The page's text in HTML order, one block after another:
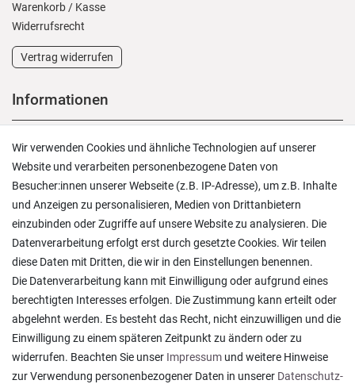
Warenkorb / Kasse
Widerrufs­recht
Vertrag widerrufen
Informationen
Versand und Zahlung
Rücksendungen
Lieferung in die Schweiz
Pflegesymbole
Lagerverkauf
Ratgeber & News
Ein einfach toller Service - prompte Lieferung und
sogar mit Pflegehinweis!
Datum der Veröffentlichung: 05.08.2026
Datum der Kauferfahrung: 29.07.2026
Wir verwenden Cookies und ähnliche Technologien auf unserer
Website und verarbeiten personenbezogene Daten von
Besucher:innen unserer Webseite (z.B. IP-Adresse), um z.B. Inhalte
und Anzeigen zu personalisieren, Medien von Drittanbietern
einzubinden oder Zugriffe auf unsere Website zu analysieren. Die
Datenverarbeitung erfolgt erst durch gesetzte Cookies. Wir teilen
diese Daten mit Dritten, die wir in den Einstellungen benennen.
Die Datenverarbeitung kann mit Einwilligung oder aufgrund eines
berechtigten Interesses erfolgen. Die Zustimmung kann erteilt oder
abgelehnt werden. Es besteht das Recht, nicht einzuwilligen und die
Einwilligung zu einem späteren Zeitpunkt zu ändern oder zu
widerrufen. Beachten Sie unser Impressum und weitere Hinweise
zur Verwendung personenbezogener Daten in unserer Daten­schutz­